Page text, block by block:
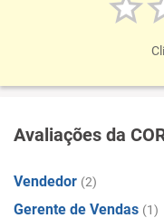
Avaliações da
Vendedor (2)
Gerente de Vendas (1)